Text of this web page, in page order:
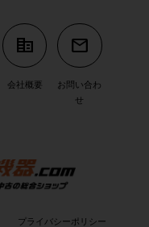
corporate_fare
会社概要
mail
お問い合わ
せ
プライバシーポリシー